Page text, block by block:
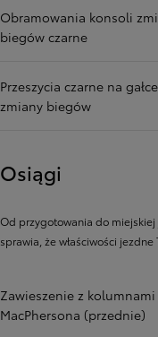
Obramowania konsoli
biegów czarne
Przeszycia czarne na gałce
zmiany biegów
Osiągi
Od przygotowania do
sprawia, że ​​właściwości jezdne
Zawieszenie z kolumnami
MacPhersona (przednie)